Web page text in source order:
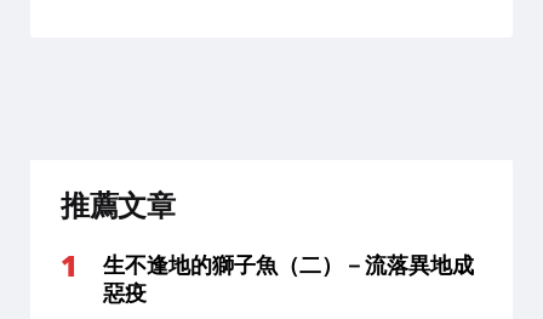
推薦文章
生不逢地的獅子魚（二）－流落異地成
惡疫